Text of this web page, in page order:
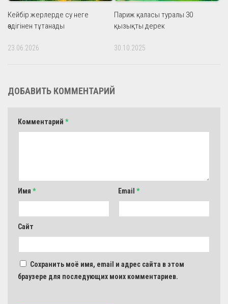
Кейбір жерлерде су неге
өздігінен тұтанады
23.06.2026
Париж қаласы туралы 30
қызықты дерек
30.10.2025
ДОБАВИТЬ КОММЕНТАРИЙ
Комментарий *
Имя * Email *
Сайт
Сохранить моё имя, email и адрес сайта в этом
браузере для последующих моих комментариев.